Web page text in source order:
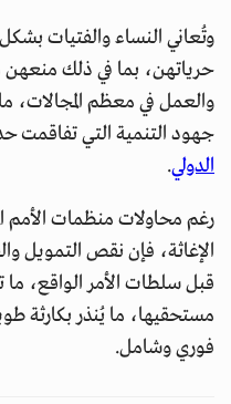
وتُعاني النساء والفتيات
حرياتهن، بما في ذلك منعهن
والعمل في معظم المجالات،
جهود التنمية التي تفاقمت
الدولي.
رغم محاولات منظمات الأمم
الإغاثة، فإن نقص التمويل
قبل سلطات الأمر الواقع، ما
مستحقيها، ما يُنذر بكارثة
فوري وشامل.